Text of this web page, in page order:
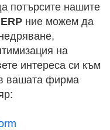
потърсите нашите
ние можем да
на
интереса си към
вашата фирма